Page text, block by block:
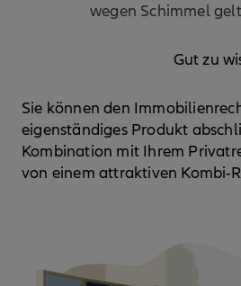
wegen Schimmel
Gut zu
Sie können den
eigenständiges Produkt
Kombination mit Ihrem
von einem attraktiven Kombi-